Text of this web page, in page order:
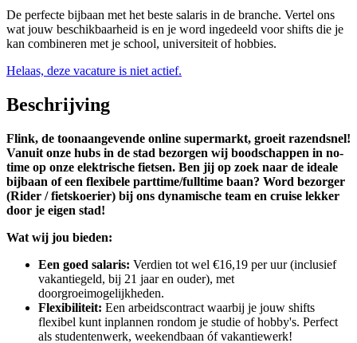
De perfecte bijbaan met het beste salaris in de branche. Vertel ons
wat jouw beschikbaarheid is en je word ingedeeld voor shifts die je
kan combineren met je school, universiteit of hobbies.
Helaas, deze vacature is niet actief.
Beschrijving
Flink, de toonaangevende online supermarkt, groeit razendsnel!
Vanuit onze hubs in de stad bezorgen wij boodschappen in no-
time op onze elektrische fietsen. Ben jij op zoek naar de ideale
bijbaan of een flexibele parttime/fulltime baan? Word bezorger
(Rider / fietskoerier) bij ons dynamische team en cruise lekker
door je eigen stad!
Wat wij jou bieden:
Een goed salaris: Verdien tot wel €16,19 per uur (inclusief
vakantiegeld, bij 21 jaar en ouder), met
doorgroeimogelijkheden.
Flexibiliteit: Een arbeidscontract waarbij je jouw shifts
flexibel kunt inplannen rondom je studie of hobby's. Perfect
als studentenwerk, weekendbaan óf vakantiewerk!